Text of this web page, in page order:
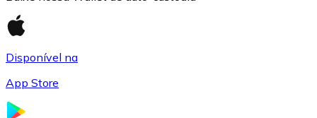
Disponível na
App Store